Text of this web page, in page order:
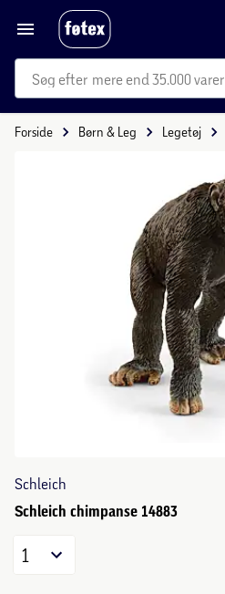
mere end 35.000 varer
Forside Børn & Leg Legetøj
Schleich
Schleich chimpanse 14883
1